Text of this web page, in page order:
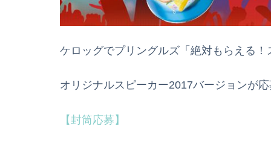
ケロッグでプリングルズ「絶対もらえる
オリジナルスピーカー2017バージョンが
【封筒応募】